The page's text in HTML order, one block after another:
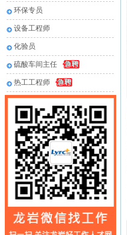
环保专员
设备工程师
化验员
硫酸车间主任
热工工程师